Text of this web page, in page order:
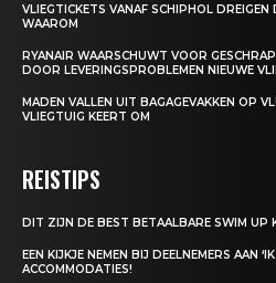
VLIEGTICKETS VANAF SCHIPHOL
WAAROM
RYANAIR WAARSCHUWT VOOR
DOOR LEVERINGSPROBLEMEN NIEUWE
MADEN VALLEN UIT BAGAGEVAKKEN OP
VLIEGTUIG KEERT OM
REISTIPS
DIT ZIJN DE BEST BETAALBARE SWIM UP
EEN KIJKJE NEMEN BIJ DEELNEMERS AAN
ACCOMMODATIES!